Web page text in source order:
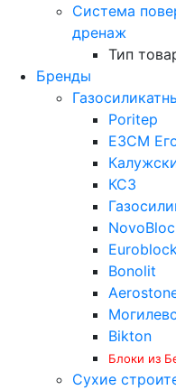
Система
дренаж
Тип
Бренды
Poritep
ЕЗСМ
КСЗ
Bonolit
Bikton
Блоки из
Сухие